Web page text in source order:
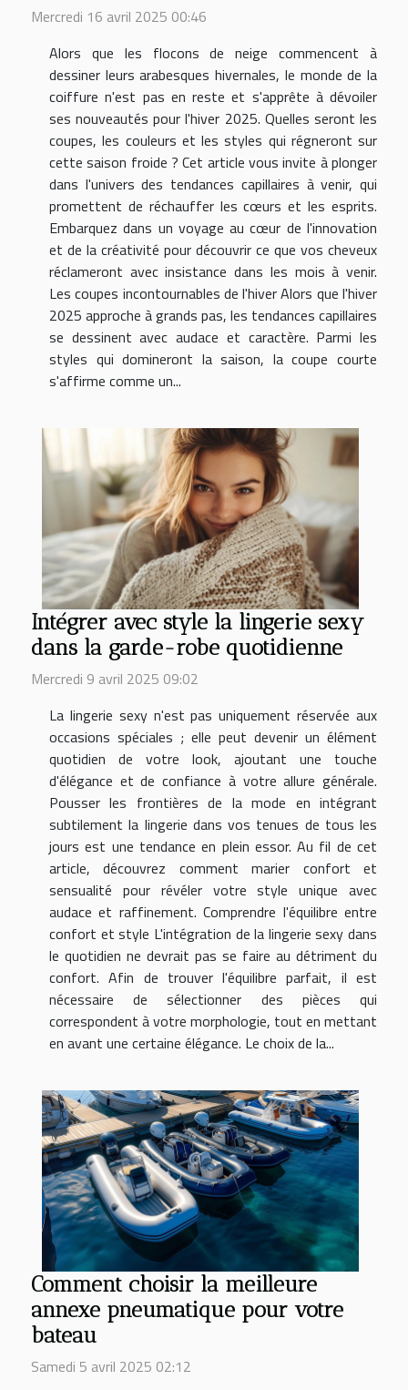
Mercredi 16 avril 2025 00:46
Alors que les flocons de neige commencent à
dessiner leurs arabesques hivernales, le monde de la
coiffure n'est pas en reste et s'apprête à dévoiler
ses nouveautés pour l'hiver 2025. Quelles seront les
coupes, les couleurs et les styles qui régneront sur
cette saison froide ? Cet article vous invite à plonger
dans l'univers des tendances capillaires à venir, qui
promettent de réchauffer les cœurs et les esprits.
Embarquez dans un voyage au cœur de l'innovation
et de la créativité pour découvrir ce que vos cheveux
réclameront avec insistance dans les mois à venir.
Les coupes incontournables de l'hiver Alors que l'hiver
2025 approche à grands pas, les tendances capillaires
se dessinent avec audace et caractère. Parmi les
styles qui domineront la saison, la coupe courte
s'affirme comme un...
Intégrer avec style la lingerie sexy
dans la garde-robe quotidienne
Mercredi 9 avril 2025 09:02
La lingerie sexy n'est pas uniquement réservée aux
occasions spéciales ; elle peut devenir un élément
quotidien de votre look, ajoutant une touche
d'élégance et de confiance à votre allure générale.
Pousser les frontières de la mode en intégrant
subtilement la lingerie dans vos tenues de tous les
jours est une tendance en plein essor. Au fil de cet
article, découvrez comment marier confort et
sensualité pour révéler votre style unique avec
audace et raffinement. Comprendre l'équilibre entre
confort et style L'intégration de la lingerie sexy dans
le quotidien ne devrait pas se faire au détriment du
confort. Afin de trouver l'équilibre parfait, il est
nécessaire de sélectionner des pièces qui
correspondent à votre morphologie, tout en mettant
en avant une certaine élégance. Le choix de la...
Comment choisir la meilleure
annexe pneumatique pour votre
bateau
Samedi 5 avril 2025 02:12